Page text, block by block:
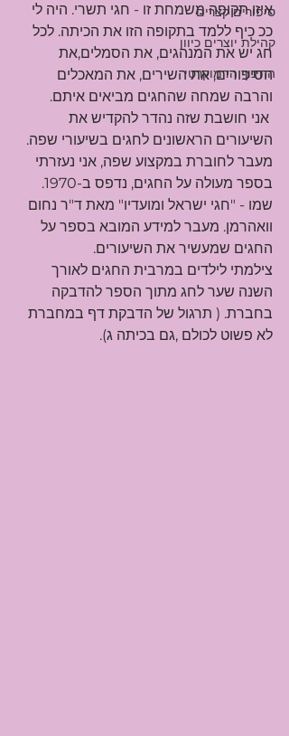
סיפורים קצרים
קהילת יוצרים כיוון
החינוך הדמוקרטי
איזו תקופה משמחת זו - חגי תשרי. היה לי
ככ כיף ללמד בתקופה הזו את הכיתה. לכל
חג יש את המנהגים, את הסמלים,את
הסיפורים, את השירים, את המאכלים
והרבה שמחה שהחגים מביאים איתם.
אני חושבת שזה נהדר להקדיש את
השיעורים הראשונים לחגים בשיעורי שפה.
מעבר לחוברת במקצוע שפה, אני נעזרתי
בספר מעולה על החגים, נדפס ב-1970.
שמו - "חגי ישראל ומועדיו" מאת ד"ר נחום
וואהרמן. מעבר למידע המובא בספר על
החגים שמעשיר את השיעורים.
צילמתי לילדים במרבית החגים לאורך
השנה שער לחג מתוך הספר להדבקה
בחברת. ( תרגול של הדבקת דף במחברת
לא פשוט לכולם ,גם בכיתה ג).